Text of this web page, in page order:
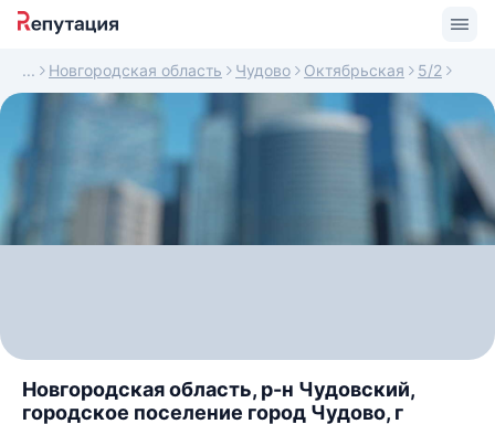
Новгородская область Чудово Октябрьская 5/2
Новгородская область, р-н Чудовский,
городское поселение город Чудово, г